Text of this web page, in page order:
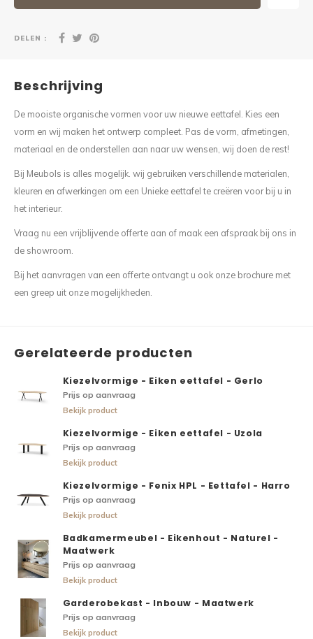
DELEN :
Beschrijving
De mooiste organische vormen voor uw nieuwe eettafel. Kies een
vorm en wij maken het ontwerp compleet. Pas de vorm, afmetingen,
materiaal en de onderstellen aan naar uw wensen, wij doen de rest!
Bij Meubols is alles mogelijk. wij gebruiken verschillende materialen,
kleuren en afwerkingen om een Unieke eettafel te creëren voor bij u in
het interieur.
Vraag nu een vrijblijvende offerte aan of maak een afspraak bij ons in
de showroom.
Bij het aanvragen van een offerte ontvangt u ook onze brochure met
een greep uit onze mogelijkheden.
Gerelateerde producten
Kiezelvormige - Eiken eettafel - Gerlo
Prijs op aanvraag
Bekijk product
Kiezelvormige - Eiken eettafel - Uzola
Prijs op aanvraag
Bekijk product
Kiezelvormige - Fenix HPL - Eettafel - Harro
Prijs op aanvraag
Bekijk product
Badkamermeubel - Eikenhout - Naturel -
Maatwerk
Prijs op aanvraag
Bekijk product
Garderobekast - Inbouw - Maatwerk
Prijs op aanvraag
Bekijk product